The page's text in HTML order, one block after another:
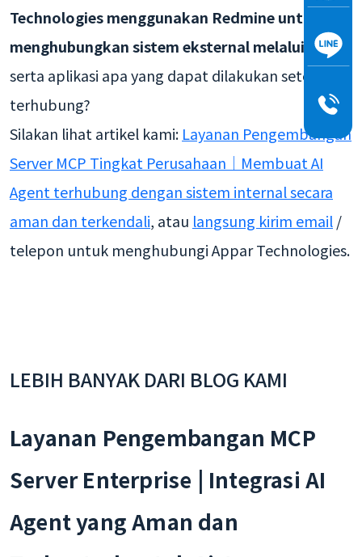
Technologies menggunakan Redmine untuk
menghubungkan sistem eksternal melalui MCP,
serta aplikasi apa yang dapat dilakukan setelah
terhubung?
Silakan lihat artikel kami: Layanan Pengembangan
Server MCP Tingkat Perusahaan｜Membuat AI
Agent terhubung dengan sistem internal secara
aman dan terkendali, atau langsung kirim email/
telepon untuk menghubungi Appar Technologies.
LEBIH BANYAK DARI BLOG KAMI
Layanan Pengembangan MCP
Server Enterprise | Integrasi AI
Agent yang Aman dan